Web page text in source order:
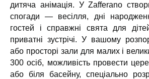
дитяча анімація. У Zafferano
спогади — весілля, дні
гостей і справжні свята для
приватні зустрічі. У вашому
або просторі зали для малих і
300 осіб, можливість провести
або біля басейну, спеціально